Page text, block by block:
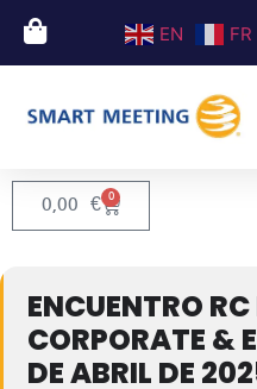
EN FR
0,00 € 0
ENCUENTRO
CORPORATE &
DE ABRIL DE